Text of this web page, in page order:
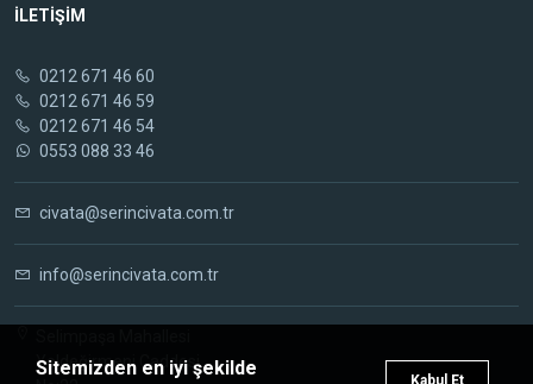
İLETİŞİM
0212 671 46 60
0212 671 46 59
0212 671 46 54
0553 088 33 46
civata@serincivata.com.tr
info@serincivata.com.tr
Yeldeğirmeni Caddesi
Sitemizden en iyi şekilde
Kabul Et